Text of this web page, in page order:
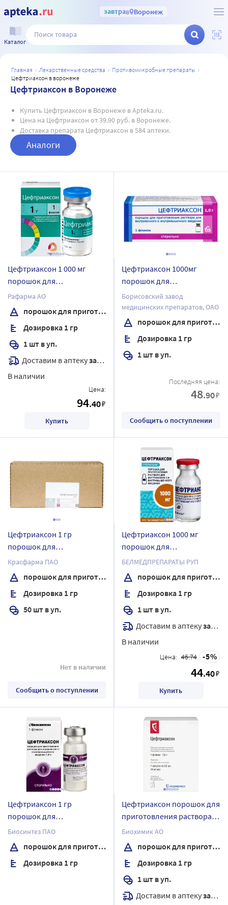
завтрав Воронеж
Каталог
главная лекарственные средства
противомикробные препараты
цефтриаксон в воронеже
Цефтриаксон в Воронеже
Купить Цефтриаксон в Воронеже в Apteka.ru.
Цена на Цефтриаксон от 39.90 руб. в Воронеже.
Доставка препарата Цефтриаксон в 584 аптеки.
Аналоги
Цефтриаксон 1 000 мг
порошок для
приготовления раствора
для внутривенного и
внутримышечного
введения флакон 1 шт.
Рафарма АО
порошок для приготовления раствора для внутривенного и внутримышечного введения
Дозировка 1 гр
1 шт в уп.
Доставим в аптекузавтра
В наличии
Цена:
94.40₽
Купить
Цефтриаксон 1000мг
порошок для
приготовления раствора
для внутривенного и
внутримышечного
введения флакон 1 шт.
Борисовский завод
медицинских препаратов, ОАО
порошок для приготовления раствора для внутривенного и внутримышечного введения
Дозировка 1 гр
1 шт в уп.
Последняя цена:
48.90₽
Сообщить о поступлении
Цефтриаксон 1 гр
порошок для
приготовления раствора
для внутривенного и
внутримышечного
введения флакон 50 шт.
Красфарма ПАО
порошок для приготовления раствора для внутривенного и внутримышечного введения
Дозировка 1 гр
50 шт в уп.
Нет в наличии
Сообщить о поступлении
Цефтриаксон 1000 мг
порошок для
приготовления раствора
для внутривенного и
внутримышечного
введения флакон 1 шт.
БЕЛМЕДПРЕПАРАТЫ РУП
порошок для приготовления раствора для внутривенного и внутримышечного введения
Дозировка 1 гр
1 шт в уп.
Доставим в аптекузавтра
В наличии
Цена: 46.74 5
44.40₽
Купить
Цефтриаксон 1 гр
порошок для
приготовления раствора
внутривенного введения
флакон
Биосинтез ПАО
порошок для приготовления раствора внутривенного введения
Дозировка 1 гр
Цефтриаксон порошок для
приготовления раствора
для внутривенного и
внутримышечного
введения 1 гр флакон 1 шт.
комплектность
флакон+растворитель
Биохимик АО
порошок для приготовления раствора для внутривенного и внутримышечного введения
Дозировка 1 гр
1 шт в уп.
Доставим в аптекузавтра